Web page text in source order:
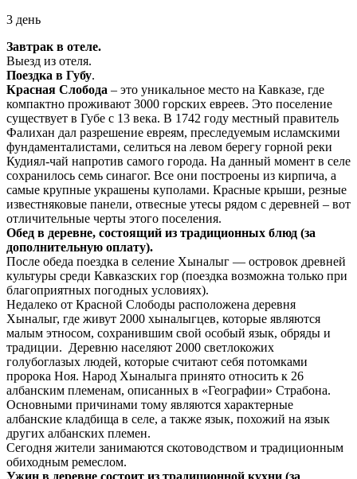
3 день
Завтрак в отеле.
Выезд из отеля.
Поездка в Губу.
Красная Слобода – это уникальное место на Кавказе, где
компактно проживают 3000 горских евреев. Это поселение
существует в Губе с 13 века. В 1742 году местный правитель
Фалихан дал разрешение евреям, преследуемым исламскими
фундаменталистами, селиться на левом берегу горной реки
Кудиял-чай напротив самого города. На данный момент в селе
сохранилось семь синагог. Все они построены из кирпича, а
самые крупные украшены куполами. Красные крыши, резные
известняковые панели, отвесные утесы рядом с деревней – вот
отличительные черты этого поселения.
Обед в деревне, состоящий из традиционных блюд (за
дополнительную оплату).
После обеда поездка в селение Хыналыг — островок древней
культуры среди Кавказских гор (поездка возможна только при
благоприятных погодных условиях).
Недалеко от Красной Слободы расположена деревня
Хыналыг, где живут 2000 хыналыгцев, которые являются
малым этносом, сохранившим свой особый язык, обряды и
традиции. Деревню населяют 2000 светлокожих
голубоглазых людей, которые считают себя потомками
пророка Ноя. Народ Хыналыга принято относить к 26
албанским племенам, описанных в «Географии» Страбона.
Основными причинами тому являются характерные
албанские кладбища в селе, а также язык, похожий на язык
других албанских племен.
Сегодня жители занимаются скотоводством и традиционным
обиходным ремеслом.
Ужин в деревне состоит из традиционной кухни (за